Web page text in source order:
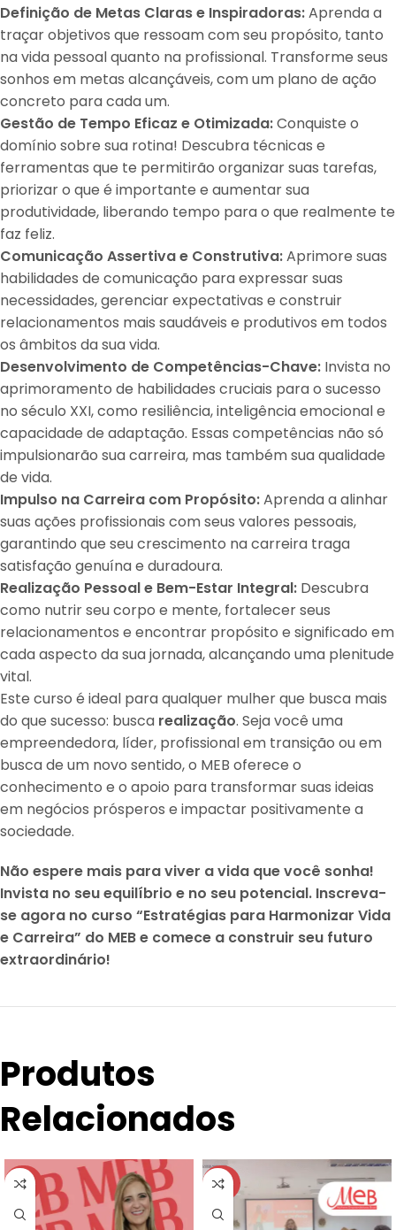
Definição de Metas Claras e Inspiradoras:Aprenda a
traçar objetivos que ressoam com seu propósito, tanto
na vida pessoal quanto na profissional. Transforme seus
sonhos em metas alcançáveis, com um plano de ação
concreto para cada um.
Gestão de Tempo Eficaz e Otimizada:Conquiste o
domínio sobre sua rotina! Descubra técnicas e
ferramentas que te permitirão organizar suas tarefas,
priorizar o que é importante e aumentar sua
produtividade, liberando tempo para o que realmente te
faz feliz.
Comunicação Assertiva e Construtiva:Aprimore suas
habilidades de comunicação para expressar suas
necessidades, gerenciar expectativas e construir
relacionamentos mais saudáveis e produtivos em todos
os âmbitos da sua vida.
Desenvolvimento de Competências-Chave: Invista no
aprimoramento de habilidades cruciais para o sucesso
no século XXI, como resiliência, inteligência emocional e
capacidade de adaptação. Essas competências não só
impulsionarão sua carreira, mas também sua qualidade
de vida.
Impulso na Carreira com Propósito:Aprenda a alinhar
suas ações profissionais com seus valores pessoais,
garantindo que seu crescimento na carreira traga
satisfação genuína e duradoura.
Realização Pessoal e Bem-Estar Integral: Descubra
como nutrir seu corpo e mente, fortalecer seus
relacionamentos e encontrar propósito e significado em
cada aspecto da sua jornada, alcançando uma plenitude
vital.
Este curso é ideal para qualquer mulher que busca mais
do que sucesso: busca realização. Seja você uma
empreendedora, líder, profissional em transição ou em
busca de um novo sentido, o MEB oferece o
conhecimento e o apoio para transformar suas ideias
em negócios prósperos e impactar positivamente a
sociedade.
Não espere mais para viver a vida que você sonha!
Invista no seu equilíbrio e no seu potencial. Inscreva-
se agora no curso “Estratégias para Harmonizar Vida
e Carreira” do MEB e comece a construir seu futuro
extraordinário!
Produtos
Relacionados
-34% -34%